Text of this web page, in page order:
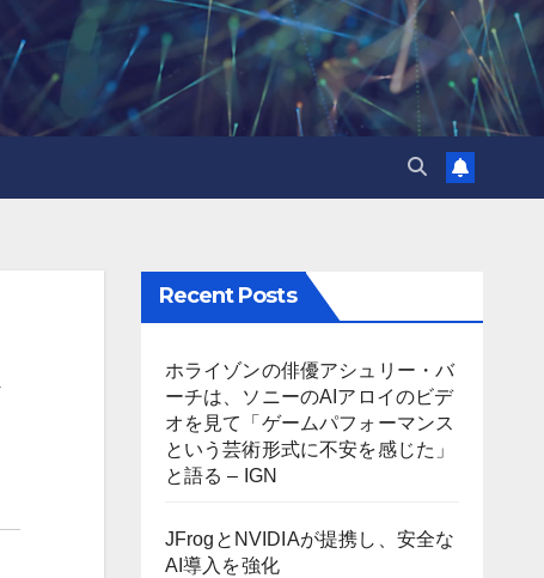
Recent Posts
ホライゾンの俳優アシュリー・バ
ーチは、ソニーのAIアロイのビデ
オを見て「ゲームパフォーマンス
という芸術形式に不安を感じた」
と語る – IGN
JFrogとNVIDIAが提携し、安全な
AI導入を強化